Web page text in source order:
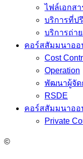
ไฟล์เอกส
บริการที่ป
บริการถ่า
คอร์สสัมมนาออ
Cost
Operation
พัฒนาผู้จัด
RSDE
คอร์สสัมมนาออ
Private
©